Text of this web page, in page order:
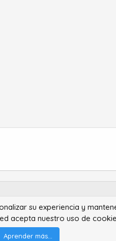
© 2010-2022 XenForo Ltd.
- Premium XF2 Addons
byStylesFactory.pl
su experiencia y
acepta nuestro uso de
Aprender más...